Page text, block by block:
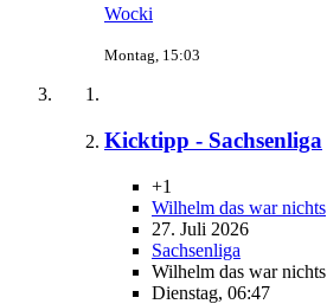
Wocki
Montag, 15:03
Kicktipp - Sachsenliga
+1
Wilhelm das war nichts
27. Juli 2026
Sachsenliga
Wilhelm das war nichts
Dienstag, 06:47